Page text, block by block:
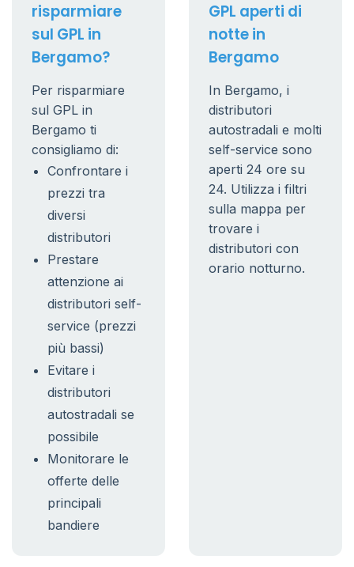
risparmiare
sul GPL in
Bergamo?
Per risparmiare
sul GPL in
Bergamo ti
consigliamo di:
Confrontare i
prezzi tra
diversi
distributori
Prestare
attenzione ai
distributori self-
service (prezzi
più bassi)
Evitare i
distributori
autostradali se
possibile
Monitorare le
offerte delle
principali
bandiere
GPL aperti di
notte in
Bergamo
In Bergamo, i
distributori
autostradali e molti
self-service sono
aperti 24 ore su
24. Utilizza i filtri
sulla mappa per
trovare i
distributori con
orario notturno.